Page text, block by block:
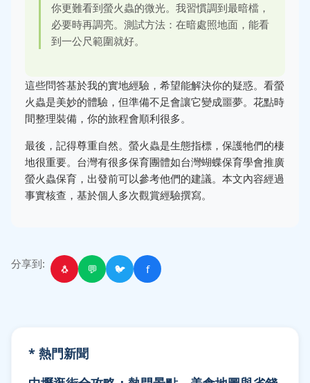
你更難看到螢火蟲的微光。我習慣調到最暗檔，
必要時再調亮。測試方法：在暗處照地面，能看
到一公尺範圍就好。
這些問答基於我的實地經驗，希望能解決你的疑惑。看螢
火蟲是美妙的體驗，但準備不足會讓它變成噩夢。花點時
間整理裝備，你的旅程會順利很多。
最後，記得尊重自然。螢火蟲是生態指標，保護牠們的棲
地很重要。台灣有很多保育團體如台灣蝴蝶保育學會推廣
螢火蟲保育，出發前可以參考他們的建議。本文內容經過
事實核查，基於個人多次觀賞經驗撰寫。
分享到: 🐧 💬 🐦 f
* 熱門新聞